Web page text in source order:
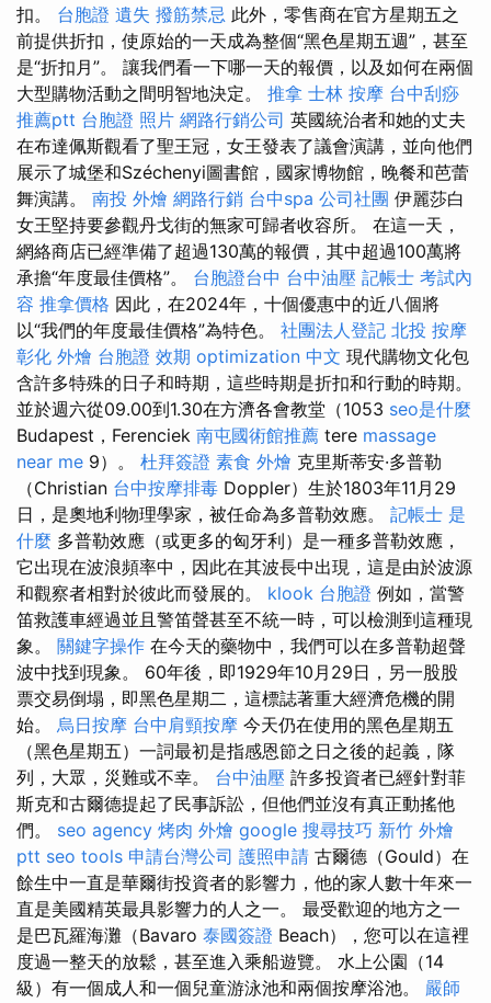
扣。 台胞證 遺失 撥筋禁忌 此外，零售商在官方星期五之
前提供折扣，使原始的一天成為整個“黑色星期五週”，甚至
是“折扣月”。 讓我們看一下哪一天的報價，以及如何在兩個
大型購物活動之間明智地決定。 推拿 士林 按摩 台中刮痧
推薦ptt 台胞證 照片 網路行銷公司 英國統治者和她的丈夫
在布達佩斯觀看了聖王冠，女王發表了議會演講，並向他們
展示了城堡和Széchenyi圖書館，國家博物館，晚餐和芭蕾
舞演講。 南投 外燴 網路行銷 台中spa 公司社團 伊麗莎白
女王堅持要參觀丹戈街的無家可歸者收容所。 在這一天，
網絡商店已經準備了超過130萬的報價，其中超過100萬將
承擔“年度最佳價格”。 台胞證台中 台中油壓 記帳士 考試內
容 推拿價格 因此，在2024年，十個優惠中的近八個將
以“我們的年度最佳價格”為特色。 社團法人登記 北投 按摩
彰化 外燴 台胞證 效期 optimization 中文 現代購物文化包
含許多特殊的日子和時期，這些時期是折扣和行動的時期。
並於週六從09.00到1.30在方濟各會教堂（1053 seo是什麼
Budapest，Ferenciek 南屯國術館推薦 tere massage
near me 9）。 杜拜簽證 素食 外燴 克里斯蒂安·多普勒
（Christian 台中按摩排毒 Doppler）生於1803年11月29
日，是奧地利物理學家，被任命為多普勒效應。 記帳士 是
什麼 多普勒效應（或更多的匈牙利）是一種多普勒效應，
它出現在波浪頻率中，因此在其波長中出現，這是由於波源
和觀察者相對於彼此而發展的。 klook 台胞證 例如，當警
笛救護車經過並且警笛聲甚至不統一時，可以檢測到這種現
象。 關鍵字操作 在今天的藥物中，我們可以在多普勒超聲
波中找到現象。 60年後，即1929年10月29日，另一股股
票交易倒塌，即黑色星期二，這標誌著重大經濟危機的開
始。 烏日按摩 台中肩頸按摩 今天仍在使用的黑色星期五
（黑色星期五）一詞最初是指感恩節之日之後的起義，隊
列，大眾，災難或不幸。 台中油壓 許多投資者已經針對菲
斯克和古爾德提起了民事訴訟，但他們並沒有真正動搖他
們。 seo agency 烤肉 外燴 google 搜尋技巧 新竹 外燴
ptt seo tools 申請台灣公司 護照申請 古爾德（Gould）在
餘生中一直是華爾街投資者的影響力，他的家人數十年來一
直是美國精英最具影響力的人之一。 最受歡迎的地方之一
是巴瓦羅海灘（Bavaro 泰國簽證 Beach），您可以在這裡
度過一整天的放鬆，甚至進入乘船遊覽。 水上公園（14
級）有一個成人和一個兒童游泳池和兩個按摩浴池。 嚴師